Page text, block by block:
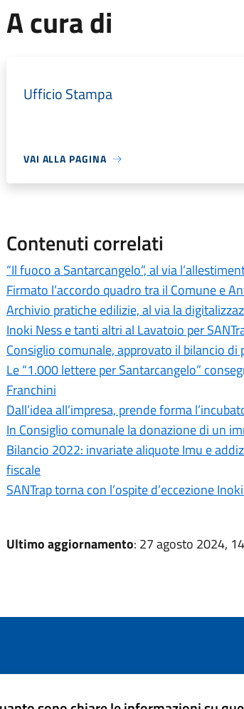
A cura di
Ufficio Stampa
VAI ALLA PAGINA
Contenuti correlati
“Il fuoco a Santarcangelo”, al via
Firmato l’accordo quadro tra il Comune e
Archivio pratiche edilizie, al via la
Inoki Ness e tanti altri al Lavatoio per
Consiglio comunale, approvato il bilancio di
Le “1.000 lettere per Santarcangelo”
Franchini
Dall’idea all’impresa, prende forma
In Consiglio comunale la donazione di un
Bilancio 2022: invariate aliquote Imu e
fiscale
SANTrap torna con l’ospite d’eccezione
Ultimo aggiornamento: 27 agosto 2024,